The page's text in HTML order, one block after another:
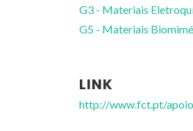
G3 - Materiais
G5 - Materiais
LINK
http://www.fct.pt/